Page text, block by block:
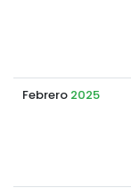
Febrero 2025